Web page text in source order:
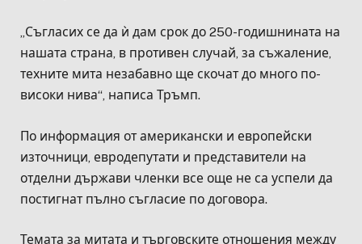
„Съгласих се да ѝ дам срок до 250-годишнината на
нашата страна, в противен случай, за съжаление,
техните мита незабавно ще скочат до много по-
високи нива“, написа Тръмп.
По информация от американски и европейски
източници, евродепутати и представители на
отделни държави членки все още не са успели да
постигнат пълно съгласие по договора.
Темата за митата и търговските отношения между